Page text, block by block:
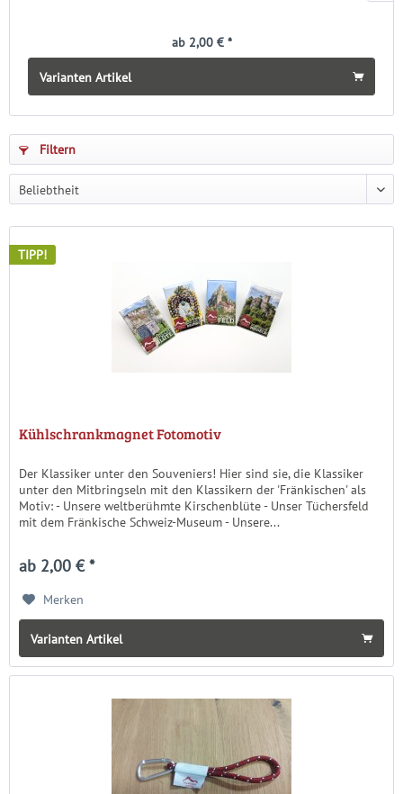
ab 2,00 € *
Varianten Artikel
Filtern
TIPP!
Kühlschrankmagnet Fotomotiv
Der Klassiker unter den Souveniers! Hier sind sie, die Klassiker
unter den Mitbringseln mit den Klassikern der 'Fränkischen' als
Motiv: - Unsere weltberühmte Kirschenblüte - Unser Tüchersfeld
mit dem Fränkische Schweiz-Museum - Unsere...
ab 2,00 € *
Merken
Varianten Artikel